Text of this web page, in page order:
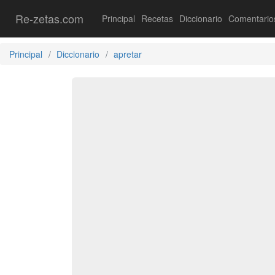
Re-zetas.com Principal Recetas Diccionario
Principal Diccionario apretar